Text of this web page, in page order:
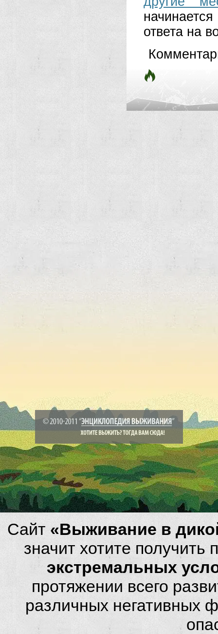
ответа на
Сайт «Выживание в
значит хотите
экстремальных
протяжении всего
различных негативных